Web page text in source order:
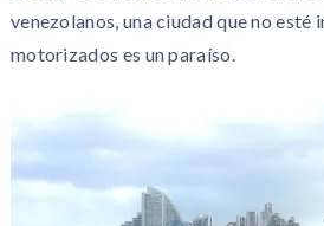
venezolanos, una ciudad que no esté
motorizados es un paraíso.